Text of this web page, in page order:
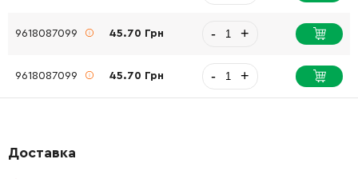
9618087099 45.70 Грн - +
9618087099 45.70 Грн - +
Доставка